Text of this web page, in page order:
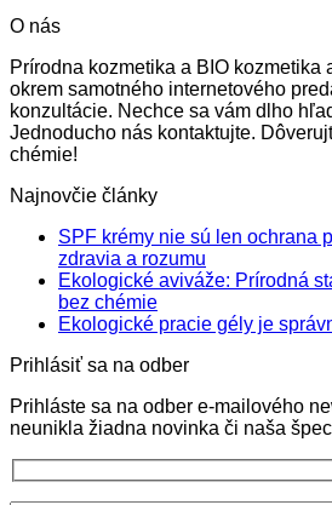
O nás
Prírodna kozmetika a BIO kozmetika
okrem samotného internetového
konzultácie. Nechce sa vám dlho
Jednoducho nás kontaktujte.
chémie!
Najnovčie články
SPF krémy nie sú len ochrana
zdravia a rozumu
komentáre
SPF
len
ochrana
Ekologické aviváže: Prírodná
bez chémieŽiadne
komentáre
Ekologické
Prírodná
starostlivosť
Ekologické pracie gély je
Prihlásiť sa na odber
Prihláste sa na odber e-mailového
neunikla žiadna novinka či naša